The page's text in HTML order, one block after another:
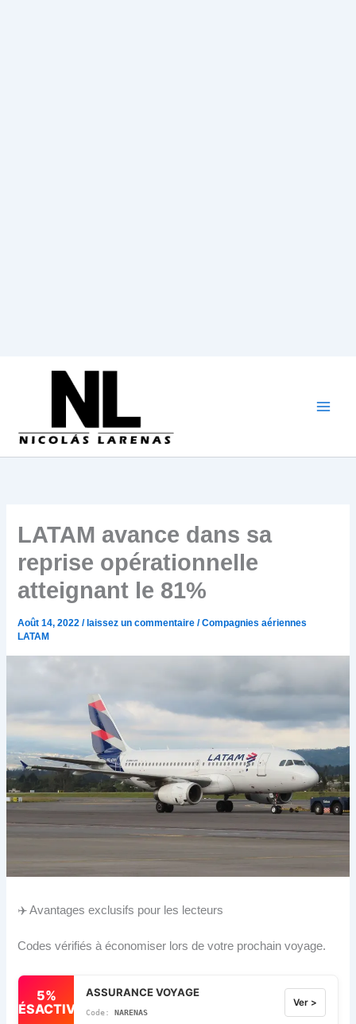
LATAM avance dans sa
reprise opérationnelle
atteignant le 81%
Août 14, 2022/ laissez un commentaire /Compagnies aériennes
LATAM
✈️ Avantages exclusifs pour les lecteurs
Codes vérifiés à économiser lors de votre prochain voyage.
5%
DÉSACTIVÉ
ASSURANCE VOYAGE
NARENAS
Ver >